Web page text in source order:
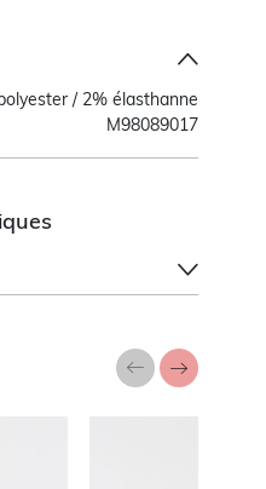
/ 2% élasthanne
M98089017